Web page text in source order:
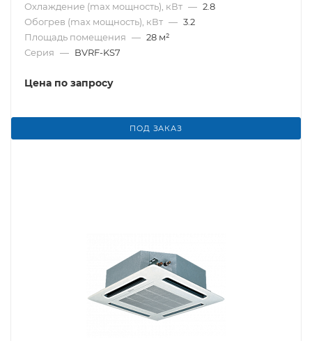
Охлаждение (max мощность), кВт — 2.8
Обогрев (max мощность), кВт — 3.2
Площадь помещения — 28 м²
Серия — BVRF-KS7
Цена по запросу
ПОД ЗАКАЗ